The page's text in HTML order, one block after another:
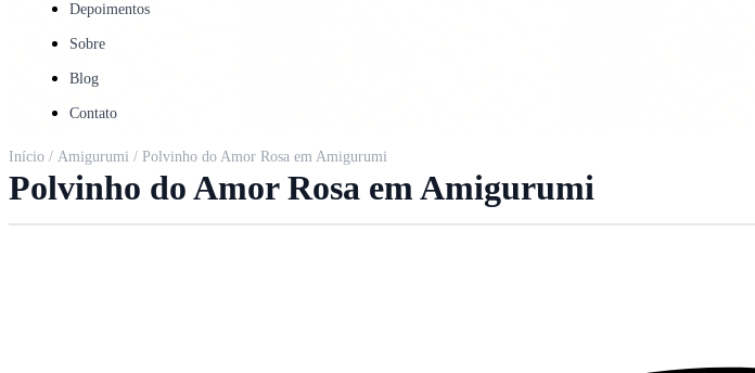
Depoimentos
Sobre
Blog
Contato
Início / Amigurumi / Polvinho do Amor Rosa em Amigurumi
Polvinho do Amor Rosa em Amigurumi